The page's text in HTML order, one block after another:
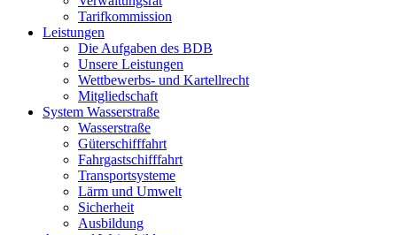
Tarifkommission
Leistungen
Die Aufgaben des BDB
Unsere Leistungen
Wettbewerbs- und Kartellrecht
Mitgliedschaft
System Wasserstraße
Wasserstraße
Güterschifffahrt
Fahrgastschifffahrt
Transportsysteme
Lärm und Umwelt
Sicherheit
Ausbildung